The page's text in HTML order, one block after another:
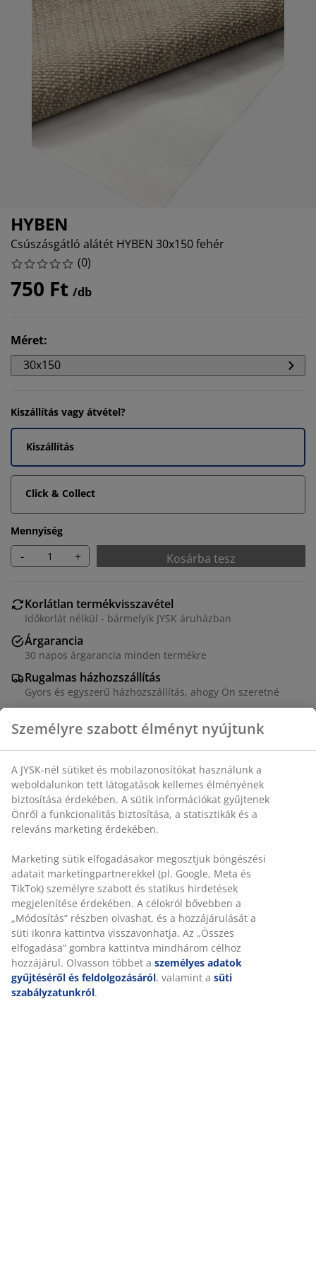
bútorok
matracok
és kiegészítők
világítás
kiegészítők
HYBEN
Csúszásgátló alátét HYBEN 30x150 fehér
(0)
750 Ft /db
Méret:
30x150
Kiszállítás vagy átvétel?
Kiszállítás
Click & Collect
Mennyiség
- + Kosárba tesz
Korlátlan termékvisszavétel
Időkorlát nélkül - bármelyik JYSK áruházban
Árgarancia
30 napos árgarancia minden termékre
Rugalmas házhozszállítás
Gyors és egyszerű házhozszállítás, ahogy Ön szeretné
SKU: 6523801
Részletes Adatok
Értékelések
(0)
Kiszállítás
Személyre szabott élményt nyújtunk
A JYSK-nél sütiket és mobilazonosítókat használunk a
weboldalunkon tett látogatások kellemes élményének
biztosítása érdekében. A sütik információkat gyűjtenek
Önről a funkcionalitás biztosítása, a statisztikák és a
releváns marketing érdekében.
Marketing sütik elfogadásakor megosztjuk böngészési
adatait marketingpartnerekkel (pl. Google, Meta és
TikTok) személyre szabott és statikus hirdetések
megjelenítése érdekében. A célokról bővebben a
„Módosítás” részben olvashat, és a hozzájárulását a
süti ikonra kattintva visszavonhatja. Az „Összes
elfogadása” gombra kattintva mindhárom célhoz
hozzájárul. Olvasson többet a személyes adatok
gyűjtéséről és feldolgozásáról, valamint a süti
szabályzatunkról.